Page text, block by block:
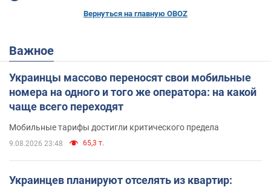
Вернуться на главную OBOZ
Важное
Украинцы массово переносят свои мобильные
номера на одного и того же оператора: на какой
чаще всего переходят
Мобильные тарифы достигли критического предела
9.08.2026 23:48 65,3 т.
Украинцев планируют отселять из квартир: